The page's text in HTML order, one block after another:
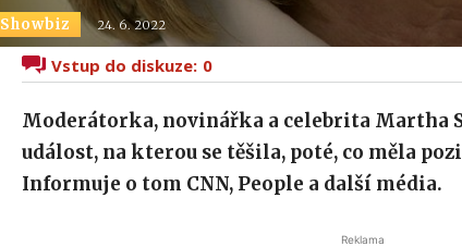
Showbiz 24. 6. 2022
Vstup do diskuze: 0
Moderátorka, novinářka a celebrita Martha
událost, na kterou se těšila, poté, co měla
Informuje o tom CNN, People a další média.
Reklama